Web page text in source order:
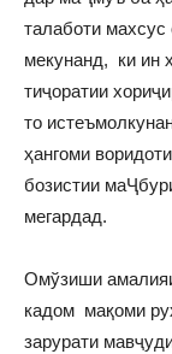
талаботи
мекунанд, ки ин
тиҷоратии
то
ҳангоми
бозистии
мегардад.
Омўзиши
кадом мақоми
зарурати